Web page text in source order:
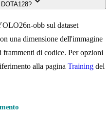
obb sul dataset
una dimensione dell'immagine
frammenti di codice. Per opzioni
alla pagina Training del